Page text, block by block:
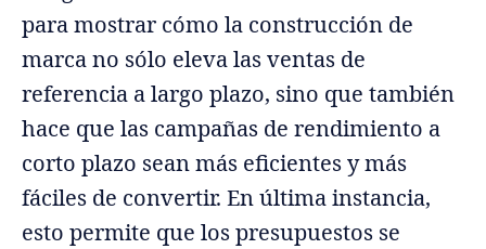
para mostrar cómo la construcción de
marca no sólo eleva las ventas de
referencia a largo plazo, sino que también
hace que las campañas de rendimiento a
corto plazo sean más eficientes y más
fáciles de convertir. En última instancia,
esto permite que los presupuestos se